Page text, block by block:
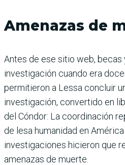
Amenazas de
Antes de ese sitio web, becas
investigación cuando era
permitieron a Lessa concluir
investigación, convertido en
del Cóndor: La coordinación
de lesa humanidad en América
investigaciones hicieron que
amenazas de muerte.